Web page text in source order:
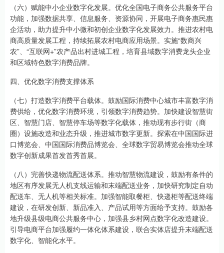
（六）赋能中小企业数字化发展。优化全国电子商务公共服务平台
功能，加强数据共享、信息服务、资源协同，开展电子商务惠民惠
企活动，助力提升中小微和初创企业数字化发展效力。推进农村电
商高质量发展工程，持续拓展农村电商应用场景。实施“数商兴
农”、“互联网+”农产品出村进城工程，培育县域数字消费龙头企业
和区域特色数字消费品牌。
四、优化数字消费支撑体系
（七）打造数字消费平台载体。鼓励国际消费中心城市丰富数字消
费供给，优化数字消费环境，引领数字消费趋势。加快建设智慧街
区、智慧门店、智慧停车场等数字化载体，推动现有步行街（商
圈）设施改造和业态升级，推进城市数字更新。探索在中国国际进
口博览会、中国国际消费品博览会、全球数字贸易博览会推动全球
数字创新成果首发首秀首展。
（八）完善快递物流配送体系。推动智慧物流建设，鼓励有条件的
地区有序发展无人机支线运输和末端配送业务，加快研究制定自动
配送车、无人机等相关标准。加强智能取餐柜、快递柜等配送终端
建设，在研发创新、新品准入、产品试用等方面给予支持。鼓励各
地升级县级电商公共服务中心，加强县乡村网点数字化改造建设。
引导电商平台加强履约一体化体系建设，联合实体店提升末端配送
数字化、智能化水平。